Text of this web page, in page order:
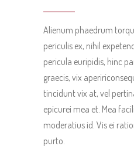
Alienum phaedrum
periculis ex, nihil
pericula euripidis, hinc
graecis, vix
tincidunt vix at, vel
epicurei mea et. Mea
moderatius id. Vis ei
purto.